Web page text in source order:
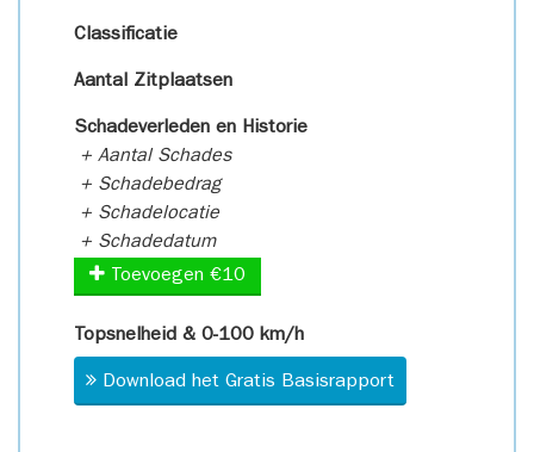
Classificatie
Aantal Zitplaatsen
Schadeverleden en Historie
+ Aantal Schades
+ Schadebedrag
+ Schadelocatie
+ Schadedatum
Toevoegen €10
Topsnelheid & 0-100 km/h
Download het Gratis Basisrapport